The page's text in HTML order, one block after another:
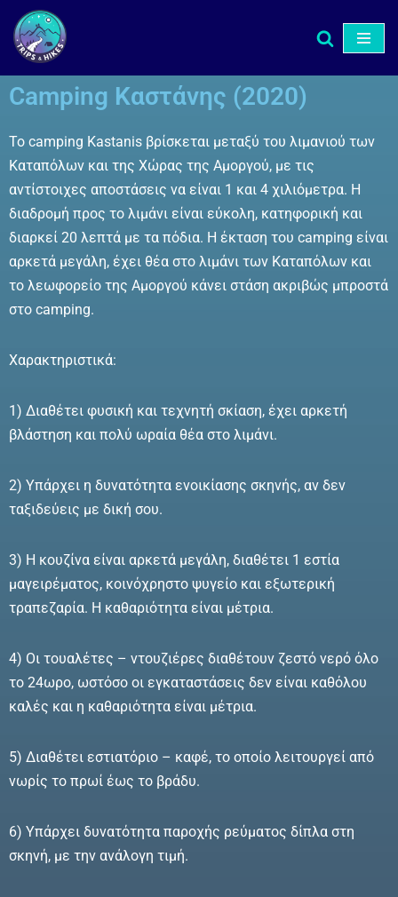
Μεταπηδήστε
στο
περιεχόμενο
Camping Καστάνης (2020)
Το camping Kastanis βρίσκεται μεταξύ του λιμανιού των
Καταπόλων και της Χώρας της Αμοργού, με τις
αντίστοιχες αποστάσεις να είναι 1 και 4 χιλιόμετρα. Η
διαδρομή προς το λιμάνι είναι εύκολη, κατηφορική και
διαρκεί 20 λεπτά με τα πόδια. Η έκταση του camping είναι
αρκετά μεγάλη, έχει θέα στο λιμάνι των Καταπόλων και
το λεωφορείο της Αμοργού κάνει στάση ακριβώς μπροστά
στο camping.
Χαρακτηριστικά:
1) Διαθέτει φυσική και τεχνητή σκίαση, έχει αρκετή
βλάστηση και πολύ ωραία θέα στο λιμάνι.
2) Υπάρχει η δυνατότητα ενοικίασης σκηνής, αν δεν
ταξιδεύεις με δική σου.
3) Η κουζίνα είναι αρκετά μεγάλη, διαθέτει 1 εστία
μαγειρέματος, κοινόχρηστο ψυγείο και εξωτερική
τραπεζαρία. Η καθαριότητα είναι μέτρια.
4) Οι τουαλέτες – ντουζιέρες διαθέτουν ζεστό νερό όλο
το 24ωρο, ωστόσο οι εγκαταστάσεις δεν είναι καθόλου
καλές και η καθαριότητα είναι μέτρια.
5) Διαθέτει εστιατόριο – καφέ, το οποίο λειτουργεί από
νωρίς το πρωί έως το βράδυ.
6) Υπάρχει δυνατότητα παροχής ρεύματος δίπλα στη
σκηνή, με την ανάλογη τιμή.